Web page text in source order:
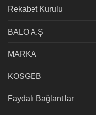
Rekabet Kurulu
BALO A.Ş
MARKA
KOSGEB
Faydalı Bağlantılar